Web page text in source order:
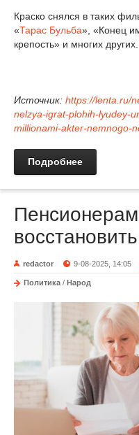
Краско снялся в таких
«Тарас Бульба», «Конец
крепость» и многих других.
Источник: https://lenta.ru/
nelzya-igrat-plohih-lyudey-
millionami-akter-nemnogo-
Подробнее
redactor 9-08-2025, 14:05
Политика / Народ